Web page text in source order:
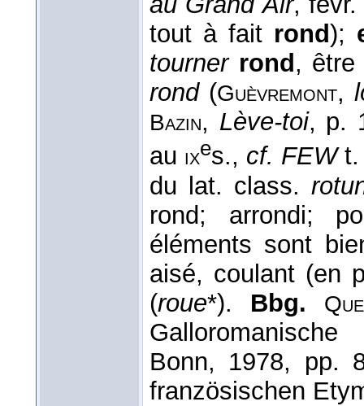
tout à fait rond);
tourner rond,
rond(Guèvremont,
Bazin, Lève-toi, p.
au ixes., cf. FEWt.
du lat. class.
rond; arrondi;
éléments sont
aisé, coulant (en
(roue*). Bbg.
Bonn, 1978, pp.
französischen